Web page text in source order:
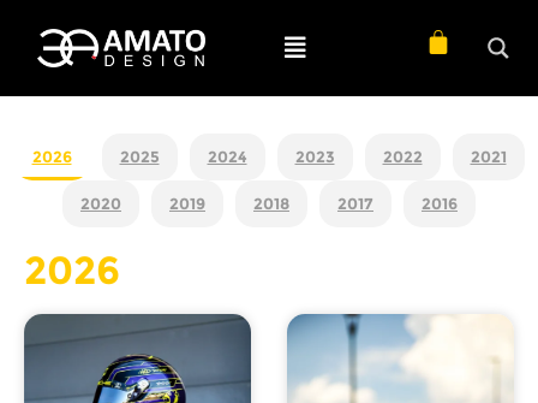
2026 2025 2024 2023 2022 2021
2020 2019 2018 2017 2016
2026